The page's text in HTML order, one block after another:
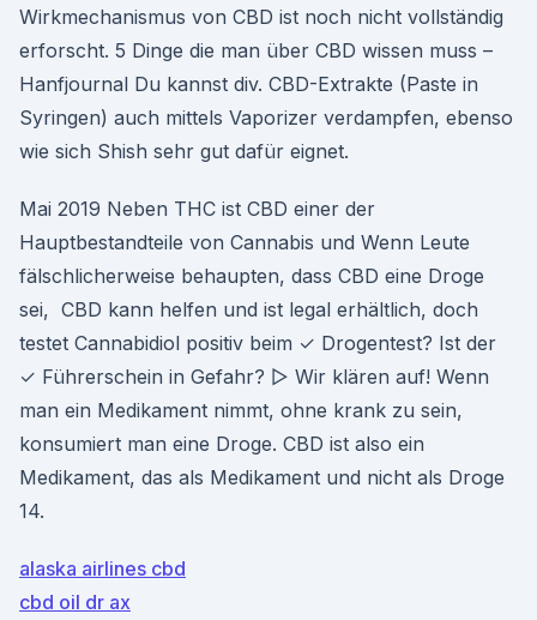
Wirkmechanismus von CBD ist noch nicht vollständig
erforscht. 5 Dinge die man über CBD wissen muss –
Hanfjournal Du kannst div. CBD-Extrakte (Paste in
Syringen) auch mittels Vaporizer verdampfen, ebenso
wie sich Shish sehr gut dafür eignet.
Mai 2019 Neben THC ist CBD einer der
Hauptbestandteile von Cannabis und Wenn Leute
fälschlicherweise behaupten, dass CBD eine Droge
sei, CBD kann helfen und ist legal erhältlich, doch
testet Cannabidiol positiv beim ✓ Drogentest? Ist der
✓ Führerschein in Gefahr? ▷ Wir klären auf! Wenn
man ein Medikament nimmt, ohne krank zu sein,
konsumiert man eine Droge. CBD ist also ein
Medikament, das als Medikament und nicht als Droge
14.
alaska airlines cbd
cbd oil dr ax